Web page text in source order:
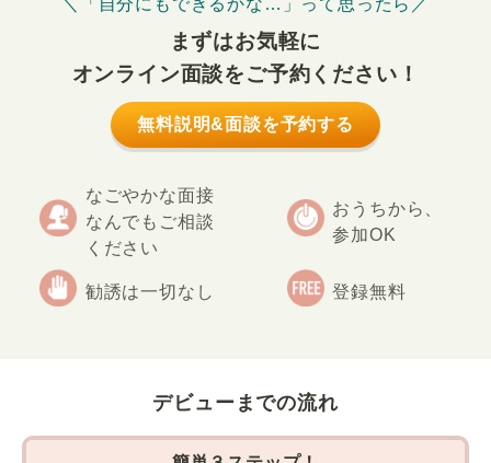
まずはお気軽に
オンライン面談をご予約ください！
無料説明&面談を予約する
なごやかな面接
なんでもご相談
ください
おうちから、
参加OK
勧誘は一切なし 登録無料
デビューまでの流れ